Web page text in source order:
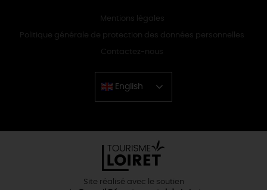
Mentions légales
Politique générale de protection des données personnelles
Contactez-nous
English
Chinese
Site réalisé avec le soutien